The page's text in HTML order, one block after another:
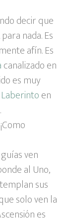
decir que
nada. Es
afín. Es
canalizado en
es muy
en
ven
al Uno,
sus
solo ven la
es